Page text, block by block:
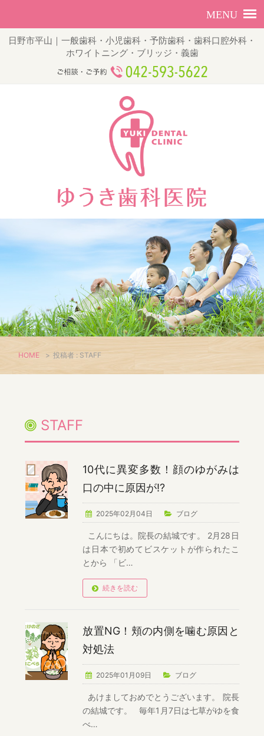
日野市平山｜一般歯科・小児歯科・予防歯科・歯科口腔外科・
ホワイトニング・ブリッジ・義歯
HOME > 投稿者 : STAFF
STAFF
10代に異変多数！顔のゆがみは
口の中に原因が⁉
2025年02月04日 ブログ
こんにちは。院長の結城です。 2月28日
は日本で初めてビスケットが作られたこ
とから 「ビ…
続きを読む
放置NG！頬の内側を噛む原因と
対処法
2025年01月09日 ブログ
あけましておめでとうございます。 院長
の結城です。 毎年1月7日は七草がゆを食
べ…